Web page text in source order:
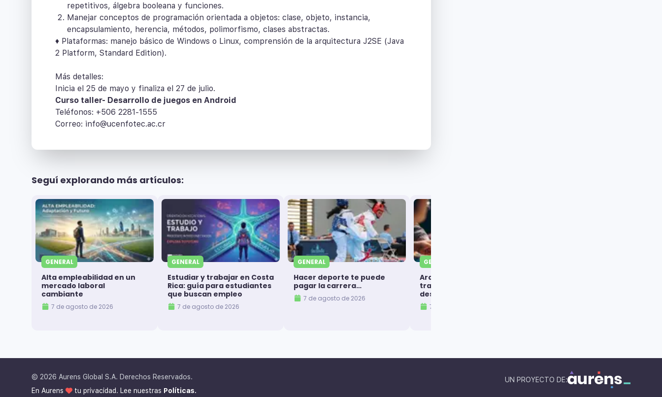
repetitivos, álgebra booleana y funciones.
Manejar conceptos de programación orientada a objetos: clase, objeto, instancia,
encapsulamiento, herencia, métodos, polimorfismo, clases abstractas.
♦ Plataformas: manejo básico de Windows o Linux, comprensión de la arquitectura J2SE (Java
2 Platform, Standard Edition).
Más detalles:
Inicia el 25 de mayo y finaliza el 27 de julio.
Curso taller- Desarrollo de juegos en Android
Teléfonos: +506 2281-1555
Correo: info@ucenfotec.ac.cr
Seguí explorando más artículos:
GENERAL
Alta empleabilidad en un
mercado laboral
cambiante
7 de agosto de 2026
GENERAL
Estudiar y trabajar en Costa
Rica: guía para estudiantes
que buscan empleo
7 de agosto de 2026
GENERAL
Hacer deporte te puede
pagar la carrera…
7 de agosto de 2026
GENERAL
Arquen: Donde el juego
transforma el aprendizaje y
despierta superpoderes
7 de agosto de 2026
© 2026 Aurens Global S.A. Derechos Reservados.
En Aurens
tu privacidad. Lee nuestras Políticas.
UN PROYECTO DE: